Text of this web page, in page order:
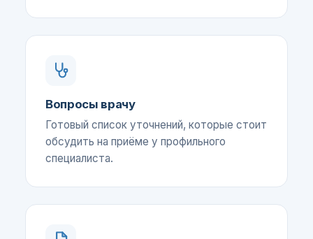
Вопросы врачу
Готовый список уточнений, которые стоит
обсудить на приёме у профильного
специалиста.